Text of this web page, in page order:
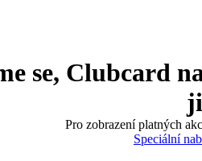
se, Clubcard
Pro zobrazení platných
Speciální